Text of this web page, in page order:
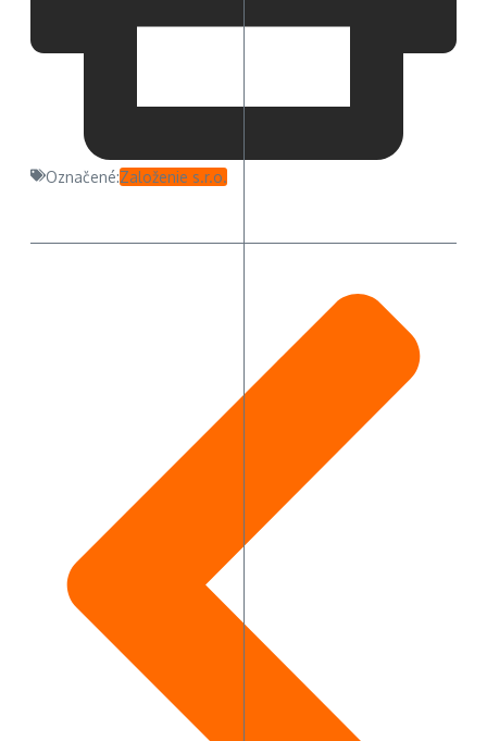
Označené:Založenie s.r.o.